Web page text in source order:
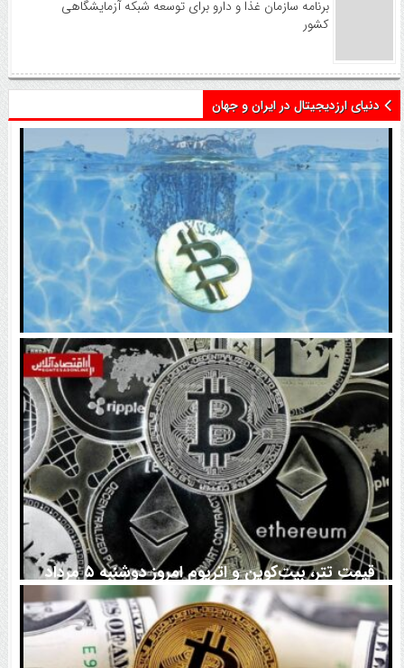
برنامه سازمان غذا و دارو برای توسعه شبکه آزمایشگاهی
کشور
دنیای ارزدیجیتال در ایران و جهان
اتفاق تاریخی در بازار رمزارزها / بیت‌کوین سبز شد
قیمت تتر، بیت‌کوین و اتریوم امروز دوشنبه ۵ مرداد
۱۴۰۵ | بیت‌کوین این مرز را از دست بدهد، همه‌چیز تغییر
می‌کند